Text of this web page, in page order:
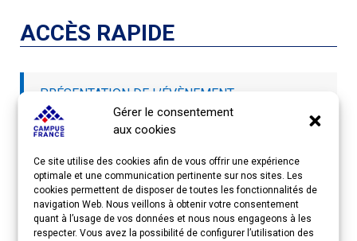
Gérer le consentement
aux cookies
Ce site utilise des cookies afin de vous offrir une expérience
optimale et une communication pertinente sur nos sites. Les
cookies permettent de disposer de toutes les fonctionnalités de
navigation Web. Nous veillons à obtenir votre consentement
quant à l’usage de vos données et nous nous engageons à les
respecter. Vous avez la possibilité de configurer l’utilisation des
ACCÈS RAPIDE
PRÉSENTATION DE L’ÉVÈNEMENT
CONTACTS